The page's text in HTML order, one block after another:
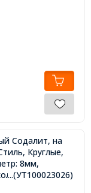
Содалит, на
Круглые,
8мм,
45шт/37см/
...(УТ100023026)